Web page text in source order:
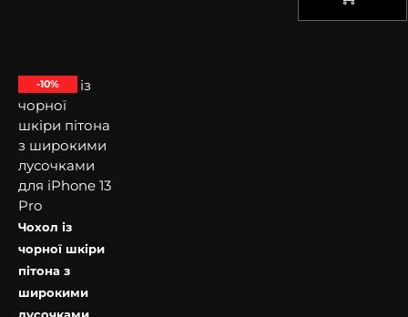
-10%
Чохол із
чорної шкіри
пітона з
широкими